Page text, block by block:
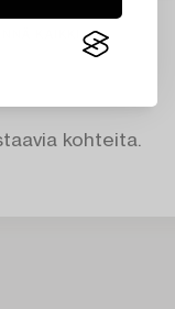
kohteita.